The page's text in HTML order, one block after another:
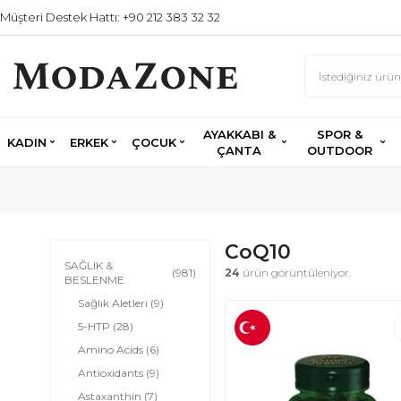
Müşteri Destek Hattı: +90 212 383 32 32
KADIN ERKEK ÇOCUK
AYAKKABI &
ÇANTA
SPOR &
OUTDOOR
SAĞLIK &
BESLENME
(981)
Sağlık Aletleri (9)
5-HTP (28)
Amino Acids (6)
Antioxidants (9)
Astaxanthin (7)
CoQ10
24 ürün görüntüleniyor.